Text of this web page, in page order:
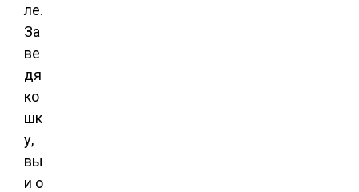
ле.
За
ве
дя
ко
шк
у,
вы
и о